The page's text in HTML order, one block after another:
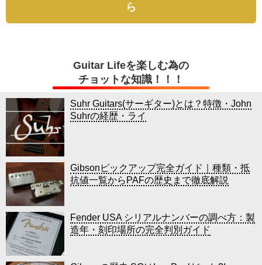
ら
Guitar Lifeを楽しむ為の
チョットな知識！！！
Suhr Guitars(サーギター)とは？特徴・John
Suhrの経歴・ライ
Gibsonピックアップ完全ガイド｜種類・抵
抗値一覧からPAFの歴史まで徹底解説
Fender USA シリアルナンバーの調べ方：製
造年・刻印場所の完全判別ガイド